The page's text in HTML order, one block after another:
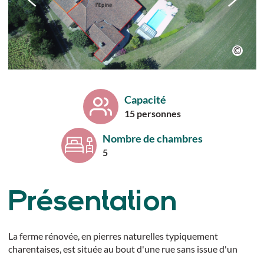
Capacité
15 personnes
Nombre de chambres
5
Présentation
La ferme rénovée, en pierres naturelles typiquement
charentaises, est située au bout d'une rue sans issue d'un